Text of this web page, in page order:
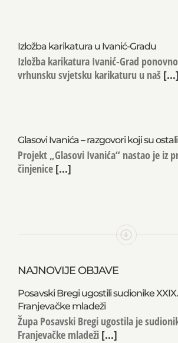
Izložba karikatura u Ivanić-Gradu
Izložba karikatura Ivanić-Grad
vrhunsku svjetsku karikaturu u naš [...]
Glasovi Ivanića – razgovori koji su ostali
Projekt „Glasovi Ivanića“ nastao je iz
činjenice [...]
NAJNOVIJE OBJAVE
Posavski Bregi ugostili sudionike
Franjevačke mladeži
Župa Posavski Bregi ugostila je
Franjevačke mladeži [...]